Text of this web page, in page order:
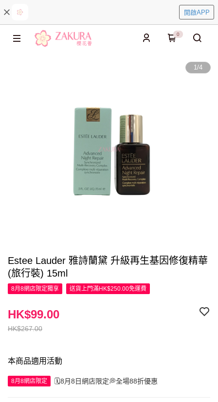
開啟APP
0
1/4
Estee Lauder 雅詩蘭黛 升級再生基因修復精華
(旅行裝) 15ml
8月8網店限定獨享 送貨上門滿HK$250.00免運費
HK$267.00
HK$99.00
本商品適用活動
8月8網店限定 🗓️8月8日網店限定💭全場88折優惠